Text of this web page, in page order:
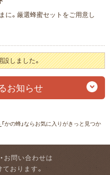
に。厳選蜂蜜セットをご用意し
しました。
お知らせ
「かの蜂」ならお気に入りがきっと見つか
お問い合わせは
おります。